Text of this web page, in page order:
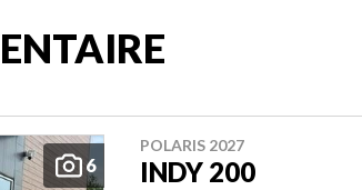
6
POLARIS 2027
INDY 200